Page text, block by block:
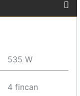
535 W
4 fincan